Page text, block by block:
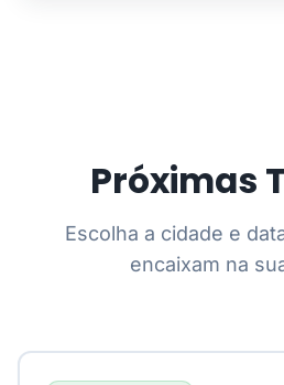
Próximas
Escolha a cidade e
encaixam na